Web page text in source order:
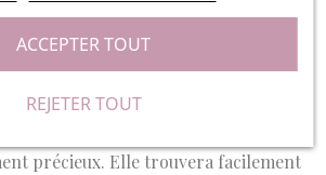
REJETER TOUT
ACCEPTER TOUT
et fabriquée avec soin en Normandie,
apporte une touche
précieux. Elle trouvera facilement